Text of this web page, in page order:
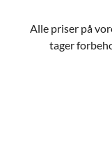
Alle priser på
tager